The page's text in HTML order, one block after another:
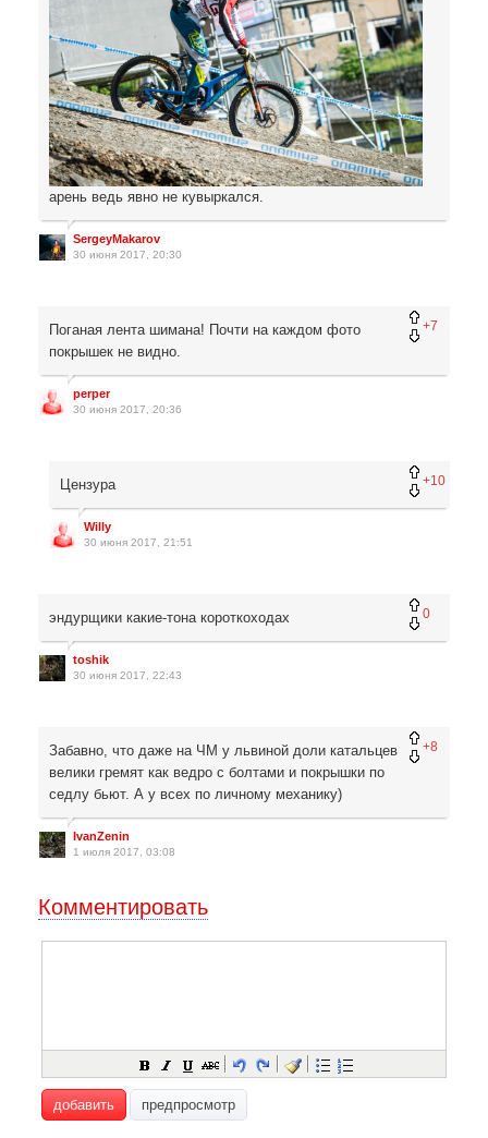
арень ведь явно не кувыркался.
SergeyMakarov
30 июня 2017, 20:30
+7
Поганая лента шимана! Почти на каждом фото
покрышек не видно.
perper
30 июня 2017, 20:36
+10
Цензура
Willy
30 июня 2017, 21:51
0
эндурщики какие-тона короткоходах
toshik
30 июня 2017, 22:43
+8
Забавно, что даже на ЧМ у львиной доли катальцев
велики гремят как ведро с болтами и покрышки по
седлу бьют. А у всех по личному механику)
IvanZenin
1 июля 2017, 03:08
Комментировать
добавить предпросмотр